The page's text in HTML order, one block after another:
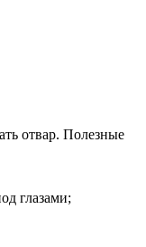
отвар. Полезные
глазами;